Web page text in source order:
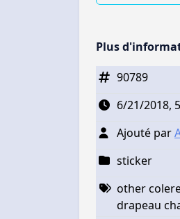
Plus
90789
6/21/2018,
Ajouté par
sticker
other
drapeau